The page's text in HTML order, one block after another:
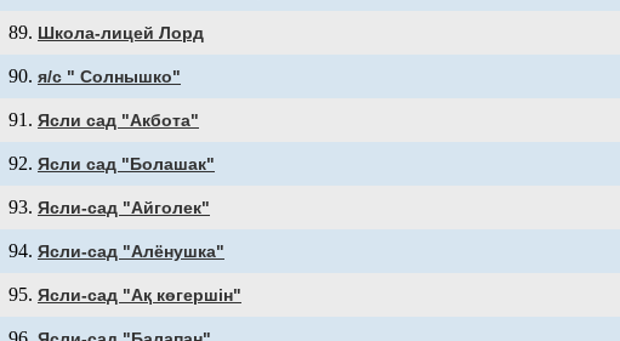
Школа-лицей Лорд
я/с " Солнышко"
Ясли сад "Акбота"
Ясли сад "Болашак"
Ясли-сад "Айголек"
Ясли-сад "Алёнушка"
Ясли-сад "Ақ көгершін"